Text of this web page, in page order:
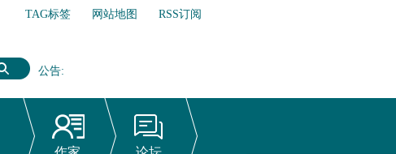
TAG标签 网站地图
RSS订阅
公告:
网络文学行业自律倡议书